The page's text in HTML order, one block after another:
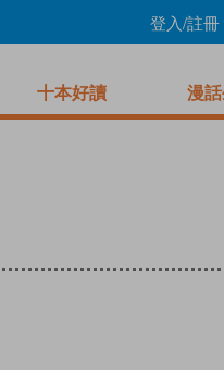
登入/註冊
十本好讀 漫